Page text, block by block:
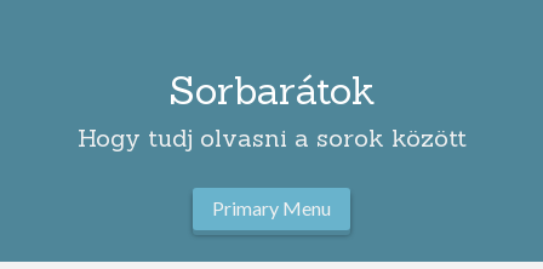
Sorbarátok
Hogy tudj olvasni a sorok között
Primary Menu